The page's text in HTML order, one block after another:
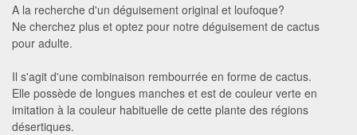
A la recherche d'un déguisement original et loufoque?
Ne cherchez plus et optez pour notre déguisement de cactus
pour adulte.
Il s'agit d'une combinaison rembourrée en forme de cactus.
Elle possède de longues manches et est de couleur verte en
imitation à la couleur habituelle de cette plante des régions
désertiques.